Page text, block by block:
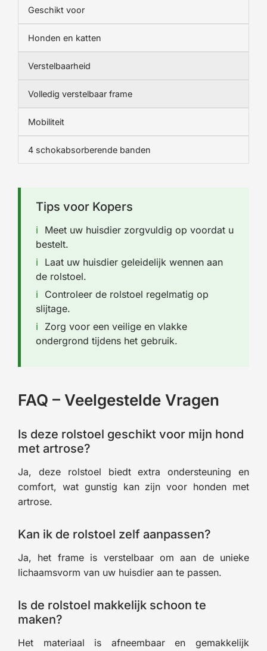
Geschikt voor
Honden en katten
Verstelbaarheid
Volledig verstelbaar frame
Mobiliteit
4 schokabsorberende banden
Tips voor Kopers
Meet uw huisdier zorgvuldig op voordat u
bestelt.
Laat uw huisdier geleidelijk wennen aan
de rolstoel.
Controleer de rolstoel regelmatig op
slijtage.
Zorg voor een veilige en vlakke
ondergrond tijdens het gebruik.
FAQ – Veelgestelde Vragen
Is deze rolstoel geschikt voor mijn hond
met artrose?
Ja, deze rolstoel biedt extra ondersteuning en
comfort, wat gunstig kan zijn voor honden met
artrose.
Kan ik de rolstoel zelf aanpassen?
Ja, het frame is verstelbaar om aan de unieke
lichaamsvorm van uw huisdier aan te passen.
Is de rolstoel makkelijk schoon te
maken?
Het materiaal is afneembaar en gemakkelijk